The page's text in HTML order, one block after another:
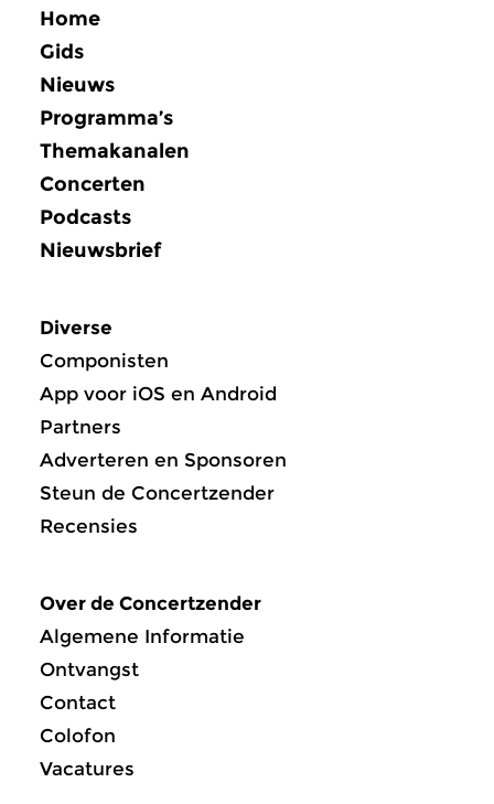
Home
Gids
Nieuws
Programma’s
Themakanalen
Concerten
Podcasts
Nieuwsbrief
Diverse
Componisten
App voor iOS en Android
Partners
Adverteren en Sponsoren
Steun de Concertzender
Recensies
Over de Concertzender
Algemene Informatie
Ontvangst
Contact
Colofon
Vacatures